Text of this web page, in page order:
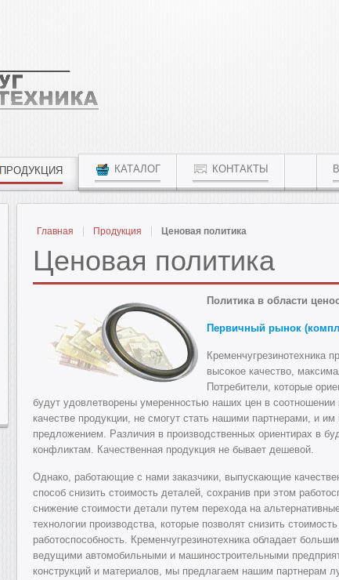
ПРОДУКЦИЯ КАТАЛОГ КОНТАКТЫ
Главная Продукция Ценовая политика
Ценовая политика
Политика в области
Первичный рынок
Кременчугрезинотехника
высокое качество,
Потребители, которые
будут удовлетворены умеренностью наших цен в
качестве продукции, не смогут стать нашими партнерами, и
предложением. Различия в производственных ориентирах в
конфликтам. Качественная продукция не бывает дешевой.
Однако, работающие с нами заказчики, выпускающие
способ снизить стоимость деталей, сохранив при этом
снижение стоимости детали путем перехода на
технологии производства, которые позволят снизить
работоспособность. Кременчугрезинотехника обладает
ведущими автомобильными и машиностроительными
конструкций и материалов, мы предлагаем нашим партнерам